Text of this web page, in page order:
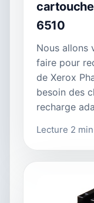
6510
Nous allons
faire pour
de Xerox
besoin des
recharge
Lecture 2 min